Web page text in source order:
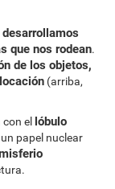
desarrollamos
que nos rodean.
de los objetos,
(arriba,
el lóbulo
papel nuclear